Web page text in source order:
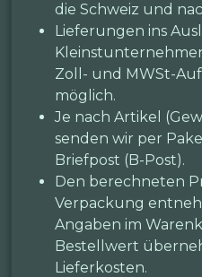
die Schweiz und
Lieferungen ins
Zoll- und MWSt-
möglich.
Je nach Artikel
senden wir per
Briefpost (B-Post).
Den berechneten
Verpackung
Angaben im
Bestellwert
Lieferkosten.